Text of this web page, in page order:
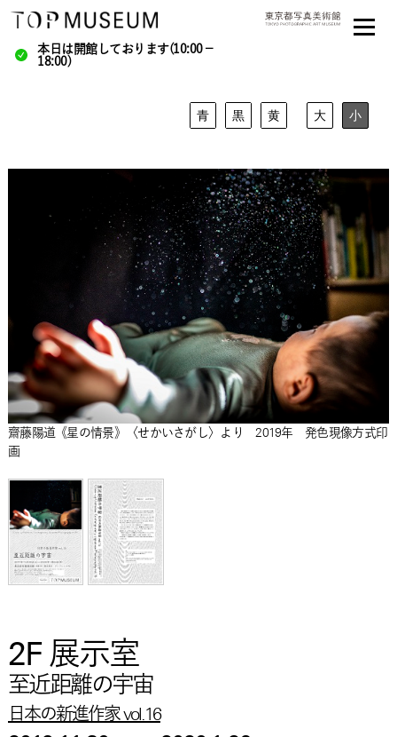
本日は開館しております(10:00－
18:00)
青 黒 黄 大 小
齋藤陽道《星の情景》〈せかいさがし〉より 2019年 発色現像方式印
画
2F 展示室
至近距離の宇宙
日本の新進作家 vol.16